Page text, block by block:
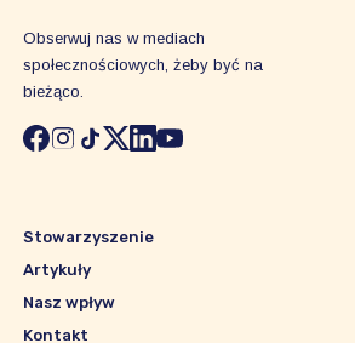
Obserwuj nas w mediach
społecznościowych, żeby być na
bieżąco.
Stowarzyszenie
Artykuły
Nasz wpływ
Kontakt